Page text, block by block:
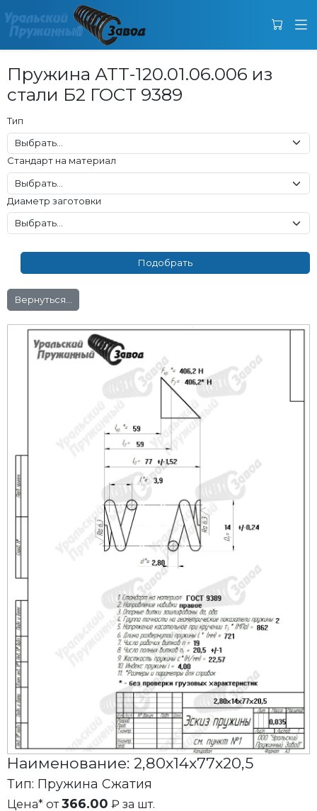
Пружина АТТ-120.01.06.006 из
стали Б2 ГОСТ 9389
Тип
Стандарт на материал
Диаметр заготовки
Вернуться...
Наименование: 2,80x14x77x20,5
Тип: Пружина Сжатия
Цена* от366.00 ₽ за шт.